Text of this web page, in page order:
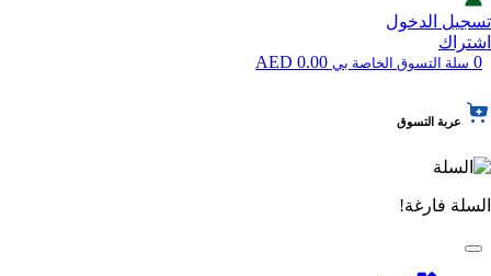
تسجيل الدخول
اشتراك
0 سلة التسوق الخاصة بي
عربة التسوق
السلة فارغة!